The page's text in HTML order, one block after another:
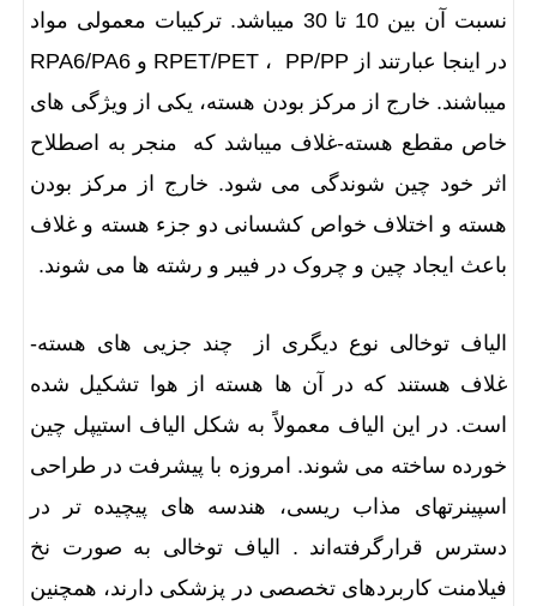
نسبت آن بین 10 تا 30 میباشد. ترکیبات معمولی مواد
در اینجا عبارتند از RPET/PET ، PP/PP و RPA6/PA6
میباشند. خارج از مرکز بودن هسته، یکی از ویژگی های
خاص مقطع هسته-غلاف میباشد که منجر به اصطلاح
اثر خود چین شوندگی می شود. خارج از مرکز بودن
هسته و اختلاف خواص کشسانی دو جزء هسته و غلاف
باعث ایجاد چین و چروک در فیبر و رشته ها می شوند.
الیاف توخالی نوع دیگری از چند جزیی های هسته-
غلاف هستند که در آن ها هسته از هوا تشکیل شده
است. در این الیاف معمولاً به شکل الیاف استیپل چین
خورده ساخته می شوند. امروزه با پیشرفت در طراحی
اسپینرتهای مذاب ریسی، هندسه های پیچیده تر در
دسترس قرارگرفته‌اند . الیاف توخالی به صورت نخ
فیلامنت کاربردهای تخصصی در پزشکی دارند، همچنین